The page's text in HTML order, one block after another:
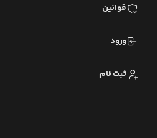
قوانین
ورود
ثبت نام